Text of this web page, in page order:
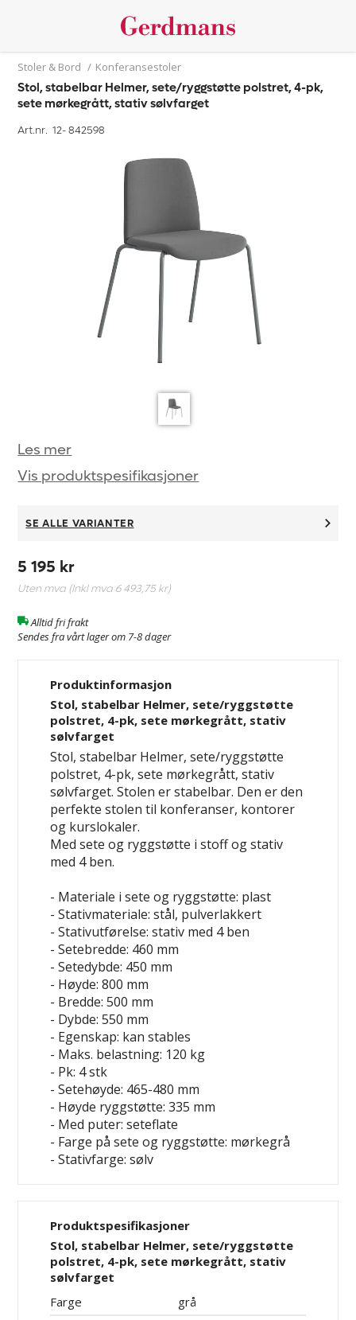
Stoler & Bord / Konferansestoler
Stol, stabelbar Helmer, sete/ryggstøtte polstret, 4-pk,
sete mørkegrått, stativ sølvfarget
Art.nr. 12-842598
Les mer
Vis produktspesifikasjoner
SE ALLE VARIANTER
5 195 kr
Uten mva (Inkl mva 6 493,75 kr)
Alltid fri frakt
Sendes fra vårt lager om 7-8 dager
Produktinformasjon
Stol, stabelbar Helmer, sete/ryggstøtte
polstret, 4-pk, sete mørkegrått, stativ
sølvfarget
Stol, stabelbar Helmer, sete/ryggstøtte
polstret, 4-pk, sete mørkegrått, stativ
sølvfarget. Stolen er stabelbar. Den er den
perfekte stolen til konferanser, kontorer
og kurslokaler.
Med sete og ryggstøtte i stoff og stativ
med 4 ben.
- Materiale i sete og ryggstøtte: plast
- Stativmateriale: stål, pulverlakkert
- Stativutførelse: stativ med 4 ben
- Setebredde: 460 mm
- Setedybde: 450 mm
- Høyde: 800 mm
- Bredde: 500 mm
- Dybde: 550 mm
- Egenskap: kan stables
- Maks. belastning: 120 kg
- Pk: 4 stk
- Setehøyde: 465-480 mm
- Høyde ryggstøtte: 335 mm
- Med puter: seteflate
- Farge på sete og ryggstøtte: mørkegrå
- Stativfarge: sølv
Produktspesifikasjoner
Stol, stabelbar Helmer, sete/ryggstøtte
polstret, 4-pk, sete mørkegrått, stativ
sølvfarget
Farge
grå